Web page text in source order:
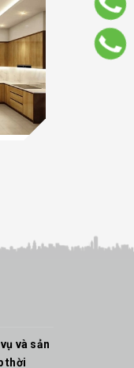
và sản
thời